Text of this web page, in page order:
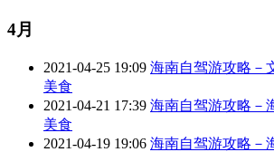
4月
2021-04-25 19:09 海南自驾游攻略－
美食
2021-04-21 17:39 海南自驾游攻略－
美食
2021-04-19 19:06 海南自驾游攻略－